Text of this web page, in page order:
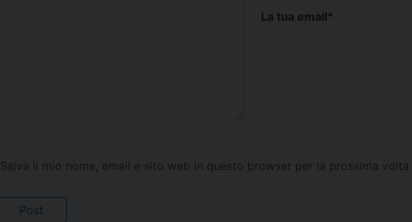
La tua email*
Salva il mio nome, email e sito web in questo browser per la prossima volta